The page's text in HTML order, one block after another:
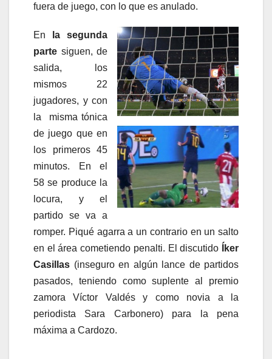
fuera de juego, con lo que es anulado.
En
la segunda
parte siguen, de
salida, los
mismos 22
jugadores, y con
la misma tónica
de juego que en
los primeros 45
minutos. En el
58 se produce la
locura, y el
partido se va a
romper. Piqué agarra a un contrario en un salto
en el área cometiendo penalti. El discutido
Íker
Casillas (inseguro en algún lance de partidos
pasados, teniendo como suplente al premio
zamora Víctor Valdés y como novia a la
periodista Sara Carbonero) para la pena
máxima a Cardozo.